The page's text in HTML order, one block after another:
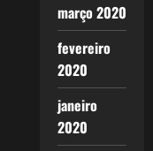
março 2020
fevereiro
2020
janeiro
2020